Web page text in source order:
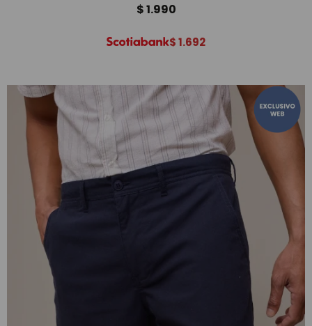
$1.990
$1.692